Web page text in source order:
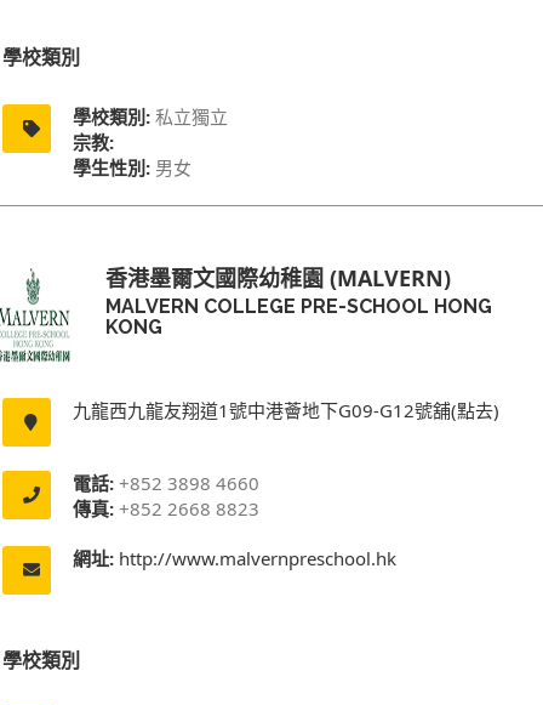
學校類別
學校類別: 私立獨立
宗教:
學生性別: 男女
香港墨爾文國際幼稚園 (MALVERN)
MALVERN COLLEGE PRE-SCHOOL HONG
KONG
九龍西九龍友翔道1號中港薈地下G09-G12號舖(點去)
電話: +852 3898 4660
傳真: +852 2668 8823
網址: http://www.malvernpreschool.hk
學校類別